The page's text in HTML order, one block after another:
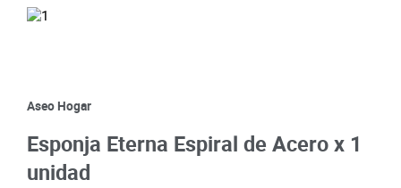
9.
queso
10. papa
Aseo Hogar
Esponja Eterna Espiral de Acero x 1
unidad